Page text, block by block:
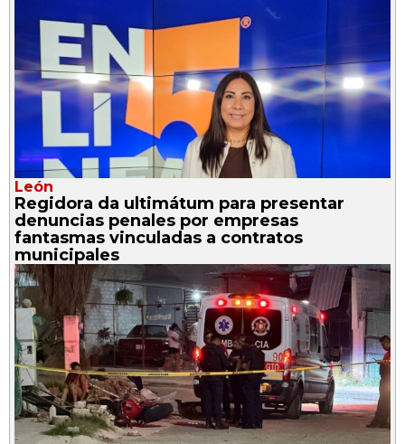
León
Regidora da ultimátum para presentar
denuncias penales por empresas
fantasmas vinculadas a contratos
municipales